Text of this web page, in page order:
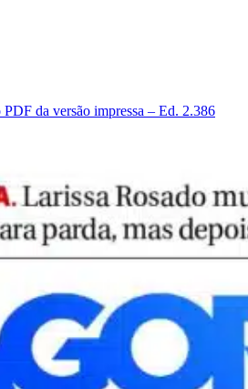
da versão impressa – Ed. 2.386